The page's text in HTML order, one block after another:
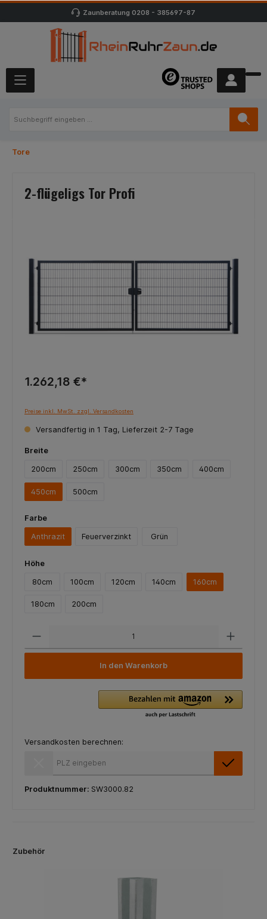
Zaunberatung 0208 - 385697-87
Tore
2-flügeligs Tor Profi
1.262,18 €*
Preise inkl. MwSt. zzgl. Versandkosten
Versandfertig in 1 Tag, Lieferzeit 2-7 Tage
Breite
200cm 250cm 300cm 350cm 400cm
450cm 500cm
Farbe
Anthrazit Feuerverzinkt Grün
Höhe
80cm 100cm 120cm 140cm 160cm
180cm 200cm
In den Warenkorb
Versandkosten berechnen:
Produktnummer: SW3000.82
Zubehör